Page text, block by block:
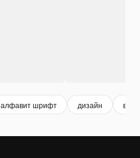
алфавит шрифт дизайн